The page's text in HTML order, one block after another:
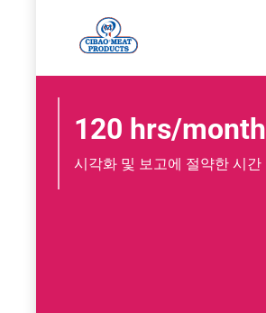
120 hrs/month
시각화 및 보고에 절약한 시간